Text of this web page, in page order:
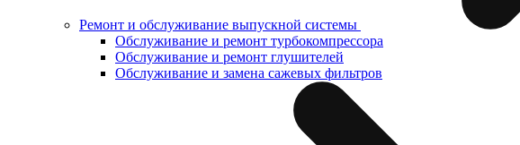
Ремонт и обслуживание выпускной системы
Обслуживание и ремонт турбокомпрессора
Обслуживание и ремонт глушителей
Обслуживание и замена сажевых фильтров